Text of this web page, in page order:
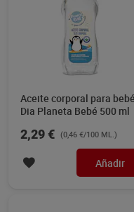
Aceite corporal para bebé
Dia Planeta Bebé 500 ml
2,29 € (0,46 €/100 ML.)
Añadir